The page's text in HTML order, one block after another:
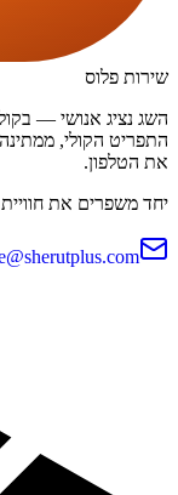
שירות פלוס
השג נציג אנושי —
התפריט הקולי,
את הטלפון.
יחד משפרים את